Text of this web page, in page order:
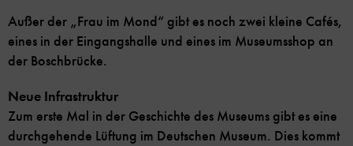
Außer der „Frau im Mond“ gibt es noch zwei kleine Cafés,
eines in der Eingangshalle und eines im Museumsshop an
der Boschbrücke.
Neue Infrastruktur
Zum erste Mal in der Geschichte des Museums gibt es eine
durchgehende Lüftung im Deutschen Museum. Dies kommt